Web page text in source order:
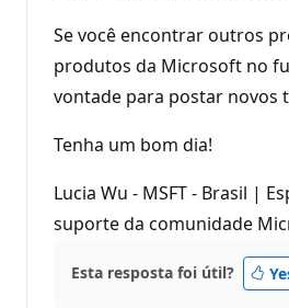
Se você encontrar outros
produtos da Microsoft no
vontade para postar novos
Tenha um bom dia!
Lucia Wu - MSFT - Brasil |
suporte da comunidade
Esta resposta foi útil?